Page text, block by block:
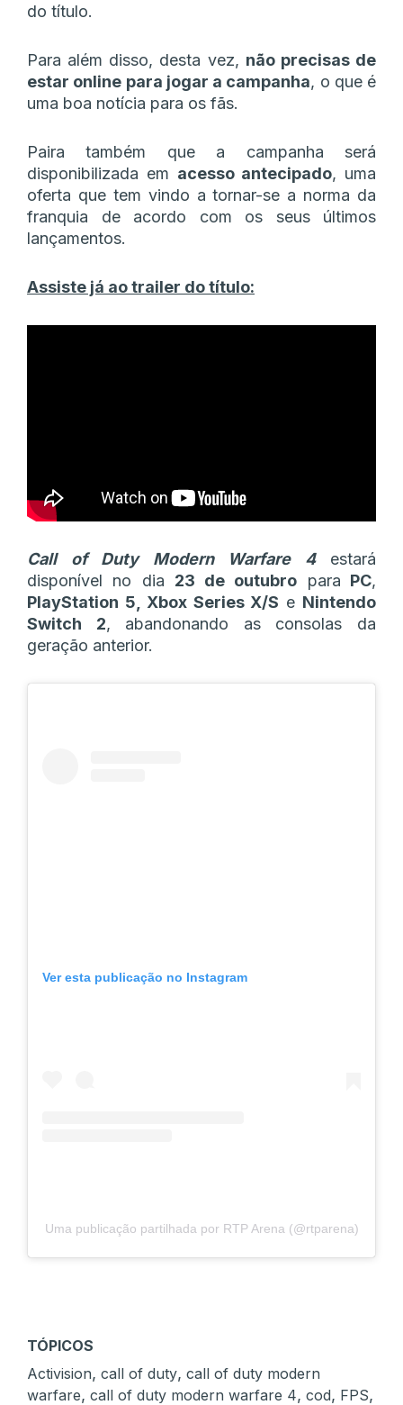
do título.
Para além disso, desta vez, não precisas de
estar online para jogar a campanha, o que é
uma boa notícia para os fãs.
Paira também que a campanha será
disponibilizada em acesso antecipado, uma
oferta que tem vindo a tornar-se a norma da
franquia de acordo com os seus últimos
lançamentos.
Assiste já ao trailer do título:
Call of Duty Modern Warfare 4estará
disponível no dia 23 de outubro para PC,
PlayStation 5, Xbox Series X/S e Nintendo
Switch 2, abandonando as consolas da
geração anterior.
Ver esta publicação no Instagram
Uma publicação partilhada por RTP Arena (@rtparena)
TÓPICOS
Activision, call of duty, call of duty modern
warfare, call of duty modern warfare 4, cod, FPS,